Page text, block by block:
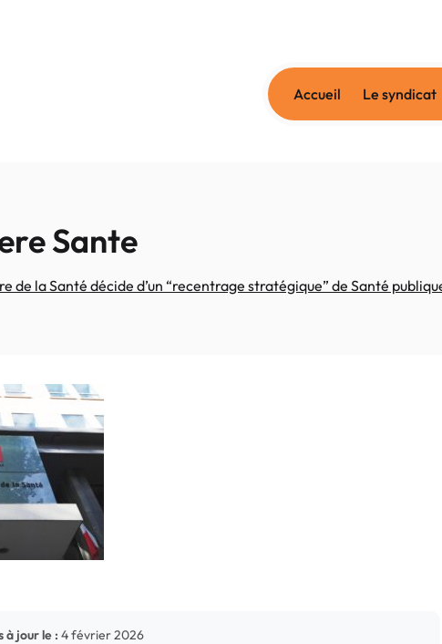
Accueil Le syndicat
Sante
de la Santé décide d’un “recentrage stratégique” de Santé
à jour le : 4 février 2026